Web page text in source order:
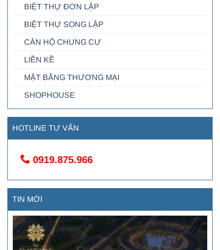
BIỆT THỰ ĐƠN LẬP
BIỆT THỰ SONG LẬP
CĂN HỘ CHUNG CƯ
LIỀN KỀ
MẶT BẰNG THƯƠNG MẠI
SHOPHOUSE
HOTLINE TƯ VẤN
0919.875.966
TIN MỚI